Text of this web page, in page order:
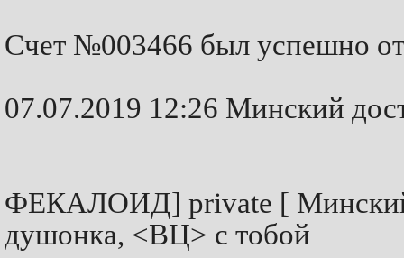
Счет №003466 был успешно
07.07.2019 12:26 Минский
ФЕКАЛОИД] private [ Минский
душонка, <ВЦ> с тобой